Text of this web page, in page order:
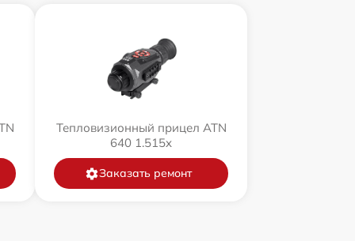
Тепловизионный прицел ATN
640 1.515x
Заказать ремонт